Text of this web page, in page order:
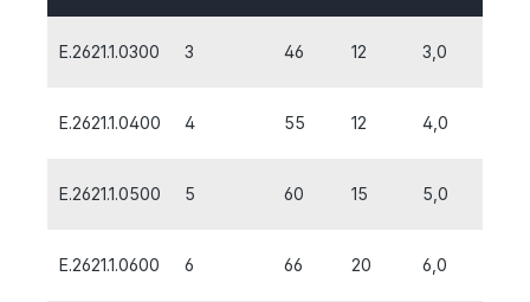
E.2621.1.0300 3 46 12 3,0
E.2621.1.0400 4 55 12 4,0
E.2621.1.0500 5 60 15 5,0
E.2621.1.0600 6 66 20 6,0